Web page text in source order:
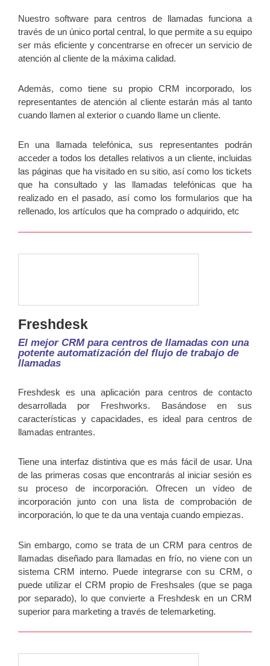
Nuestro software para centros de llamadas funciona a
través de un único portal central, lo que permite a su equipo
ser más eficiente y concentrarse en ofrecer un servicio de
atención al cliente de la máxima calidad.
Además, como tiene su propio CRM incorporado, los
representantes de atención al cliente estarán más al tanto
cuando llamen al exterior o cuando llame un cliente.
En una llamada telefónica, sus representantes podrán
acceder a todos los detalles relativos a un cliente, incluidas
las páginas que ha visitado en su sitio, así como los tickets
que ha consultado y las llamadas telefónicas que ha
realizado en el pasado, así como los formularios que ha
rellenado, los artículos que ha comprado o adquirido, etc
Freshdesk
El mejor CRM para centros de llamadas con una
potente automatización del flujo de trabajo de
llamadas
Freshdesk es una aplicación para centros de contacto
desarrollada por Freshworks. Basándose en sus
características y capacidades, es ideal para centros de
llamadas entrantes.
Tiene una interfaz distintiva que es más fácil de usar. Una
de las primeras cosas que encontrarás al iniciar sesión es
su proceso de incorporación. Ofrecen un vídeo de
incorporación junto con una lista de comprobación de
incorporación, lo que te da una ventaja cuando empiezas.
Sin embargo, como se trata de un CRM para centros de
llamadas diseñado para llamadas en frío, no viene con un
sistema CRM interno. Puede integrarse con su CRM, o
puede utilizar el CRM propio de Freshsales (que se paga
por separado), lo que convierte a Freshdesk en un CRM
superior para marketing a través de telemarketing.